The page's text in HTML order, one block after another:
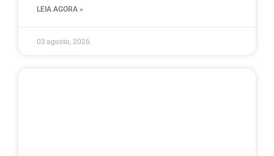
LEIA AGORA »
03 agosto, 2026